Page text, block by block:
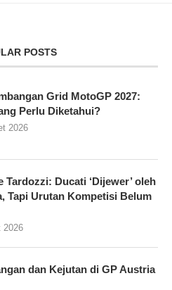
POSTS
Grid MotoGP 2027:
Perlu Diketahui?
2026
Tardozzi: Ducati ‘Dijewer’ oleh
Tapi Urutan Kompetisi Belum
2026
dan Kejutan di GP Austria